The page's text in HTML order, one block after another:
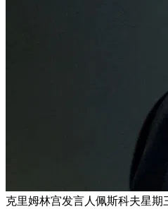
克里姆林宫发言人佩斯科夫星